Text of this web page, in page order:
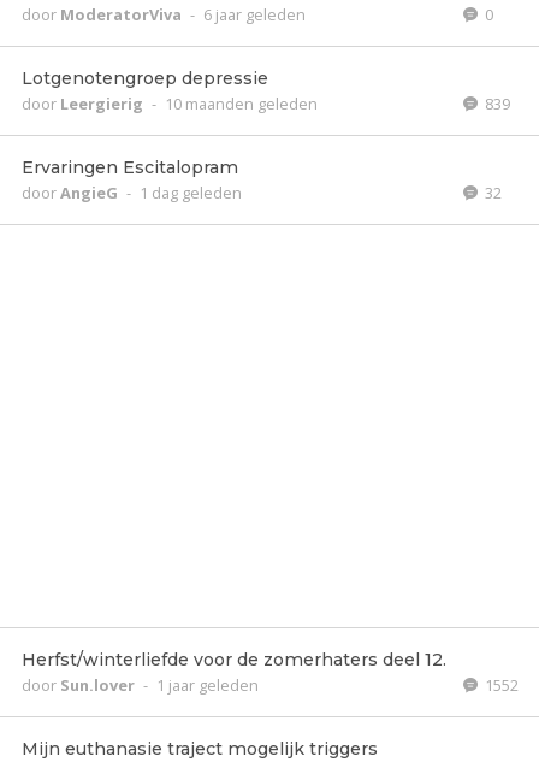
door ModeratorViva - 6 jaar geleden 0
Lotgenotengroep depressie
door Leergierig - 10 maanden geleden 839
Ervaringen Escitalopram
doorAngieG - 1 dag geleden 32
Herfst/winterliefde voor de zomerhaters deel 12.
door Sun.lover - 1 jaar geleden 1552
Mijn euthanasie traject mogelijk triggers